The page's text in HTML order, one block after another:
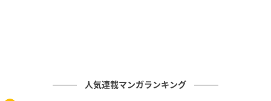
起こり、眠気や頭痛を訴える人が増えるとされてお
人気連載マンガランキング